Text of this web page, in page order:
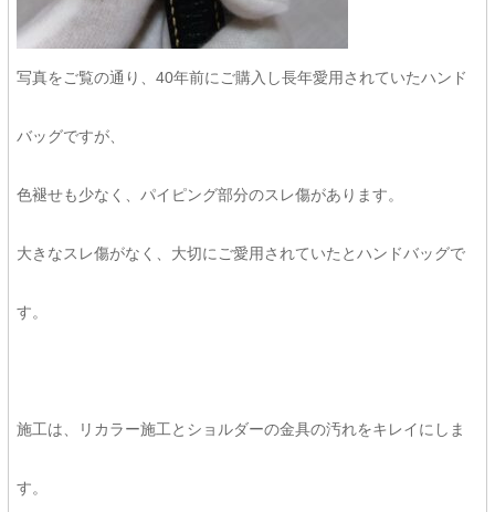
写真をご覧の通り、40年前にご購入し長年愛用されていたハンド
バッグですが、
色褪せも少なく、パイピング部分のスレ傷があります。
大きなスレ傷がなく、大切にご愛用されていたとハンドバッグで
す。
施工は、リカラー施工とショルダーの金具の汚れをキレイにしま
す。